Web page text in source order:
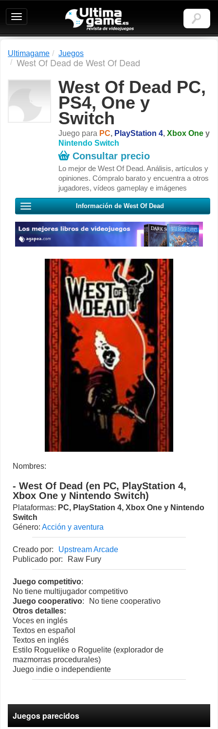
Ultimagame:
Revista
de
Ultimagame Juegos
West Of Dead de West Of Dead
West Of Dead PC,
PS4, One y
Switch
Juego para PC, PlayStation 4, Xbox One y
Nintendo Switch
Consultar precio
Lo mejor de West Of Dead. Análisis, artículos y
opiniones. Cómpralo barato y encuentra a otros
jugadores, vídeos gameplay e imágenes
Información de West Of Dead
Nombres:
- West Of Dead (en PC, PlayStation 4,
Xbox One y Nintendo Switch)
Plataformas: PC, PlayStation 4, Xbox One y Nintendo
Switch
Género: Acción y aventura
Creado por:
Upstream Arcade
Publicado por:
Raw Fury
Juego competitivo:
No tiene multijugador competitivo
Juego cooperativo:
No tiene cooperativo
Otros detalles:
Voces en inglés
Textos en español
Textos en inglés
Estilo Roguelike o Roguelite (explorador de
mazmorras procedurales)
Juego indie o independiente
Juegos parecidos